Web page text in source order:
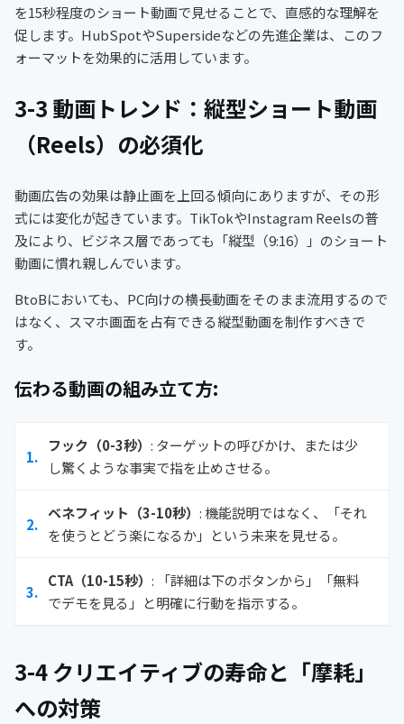
を15秒程度のショート動画で見せることで、直感的な理解を
促します。HubSpotやSupersideなどの先進企業は、このフ
ォーマットを効果的に活用しています。
3-3 動画トレンド：縦型ショート動画
（Reels）の必須化
動画広告の効果は静止画を上回る傾向にありますが、その形
式には変化が起きています。TikTokやInstagram Reelsの普
及により、ビジネス層であっても「縦型（9:16）」のショート
動画に慣れ親しんでいます。
BtoBにおいても、PC向けの横長動画をそのまま流用するので
はなく、スマホ画面を占有できる縦型動画を制作すべきで
す。
伝わる動画の組み立て方:
フック（0-3秒） : ターゲットの呼びかけ、または少
し驚くような事実で指を止めさせる。
ベネフィット（3-10秒） : 機能説明ではなく、「それ
を使うとどう楽になるか」という未来を見せる。
CTA（10-15秒） : 「詳細は下のボタンから」「無料
でデモを見る」と明確に行動を指示する。
3-4 クリエイティブの寿命と「摩耗」
への対策